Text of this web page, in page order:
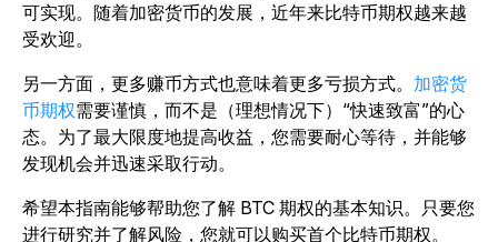
可实现。随着加密货币的发展，近年来比特币期权越来越
受欢迎。
另一方面，更多赚币方式也意味着更多亏损方式。 加密货
币期权需要谨慎，而不是（理想情况下）“快速致富”的心
态。为了最大限度地提高收益，您需要耐心等待，并能够
发现机会并迅速采取行动。
希望本指南能够帮助您了解 BTC 期权的基本知识。只要您
进行研究并了解风险，您就可以购买首个比特币期权。